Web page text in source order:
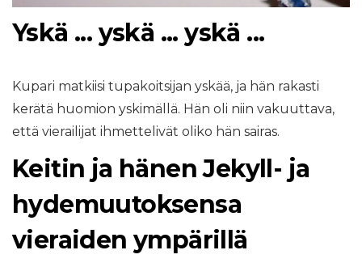
Yskä ... yskä ... yskä ...
Kupari matkiisi tupakoitsijan yskää, ja hän rakasti
kerätä huomion yskimällä. Hän oli niin vakuuttava,
että vierailijat ihmettelivät oliko hän sairas.
Keitin ja hänen Jekyll- ja
hydemuutoksensa
vieraiden ympärillä